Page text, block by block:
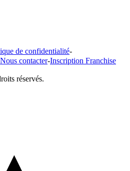
de confidentialité-
Nous contacter-Inscription Franchise
réservés.